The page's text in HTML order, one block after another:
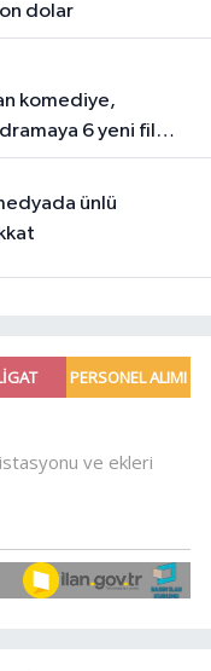
dolar
6 yeni film
açığı büyüyor